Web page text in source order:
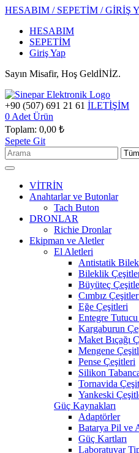
HESABIM / SEPETİM / GİRİŞ
HESABIM
SEPETİM
Giriş Yap
Sayın Misafir, Hoş GeldİNİZ.
+90 (507) 691 21 61 İLETİŞİM
0 Adet Ürün
Toplam: 0,00 ₺
Sepete Git
VİTRİN
Anahtarlar ve Butonlar
Tach Buton
DRONLAR
Richie Dronlar
Ekipman ve Aletler
El Aletleri
Antistatik
Bileklik
Büyüteç
Cımbız
Eğe Çeşitleri
Entegre
Kargaburun
Maket Bıçağı
Mengene
Pense Çeşitleri
Silikon
Tornavida
Yankeski
Güç Kaynakları
Adaptörler
Batarya Pil ve
Güç Kartları
Laboratuvar